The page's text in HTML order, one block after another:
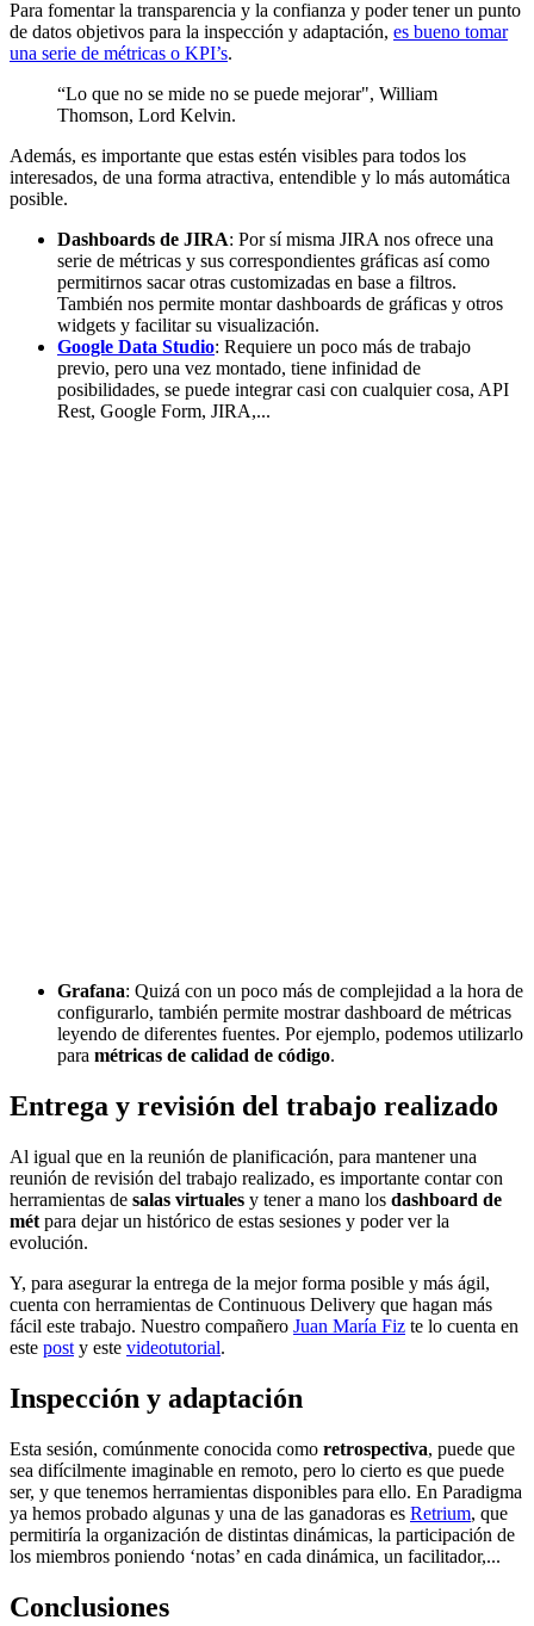
Para fomentar la transparencia y la confianza y poder tener un punto
de datos objetivos para la inspección y adaptación, es bueno tomar
una serie de métricas o KPI’s.
“Lo que no se mide no se puede mejorar", William
Thomson, Lord Kelvin.
Además, es importante que estas estén visibles para todos los
interesados, de una forma atractiva, entendible y lo más automática
posible.
Dashboards de JIRA: Por sí misma JIRA nos ofrece una
serie de métricas y sus correspondientes gráficas así como
permitirnos sacar otras customizadas en base a filtros.
También nos permite montar dashboards de gráficas y otros
widgets y facilitar su visualización.
Google Data Studio: Requiere un poco más de trabajo
previo, pero una vez montado, tiene infinidad de
posibilidades, se puede integrar casi con cualquier cosa, API
Rest, Google Form, JIRA,...
Grafana: Quizá con un poco más de complejidad a la hora de
configurarlo, también permite mostrar dashboard de métricas
leyendo de diferentes fuentes. Por ejemplo, podemos utilizarlo
para métricas de calidad de código.
Entrega y revisión del trabajo realizado
Al igual que en la reunión de planificación, para mantener una
reunión de revisión del trabajo realizado, es importante contar con
herramientas de salas virtuales y tener a mano los dashboard de
mét para dejar un histórico de estas sesiones y poder ver la
evolución.
Y, para asegurar la entrega de la mejor forma posible y más ágil,
cuenta con herramientas de Continuous Delivery que hagan más
fácil este trabajo. Nuestro compañero Juan María Fiz te lo cuenta en
este post y este videotutorial.
Inspección y adaptación
Esta sesión, comúnmente conocida como retrospectiva, puede que
sea difícilmente imaginable en remoto, pero lo cierto es que puede
ser, y que tenemos herramientas disponibles para ello. En Paradigma
ya hemos probado algunas y una de las ganadoras es Retrium, que
permitiría la organización de distintas dinámicas, la participación de
los miembros poniendo ‘notas’ en cada dinámica, un facilitador,...
Conclusiones